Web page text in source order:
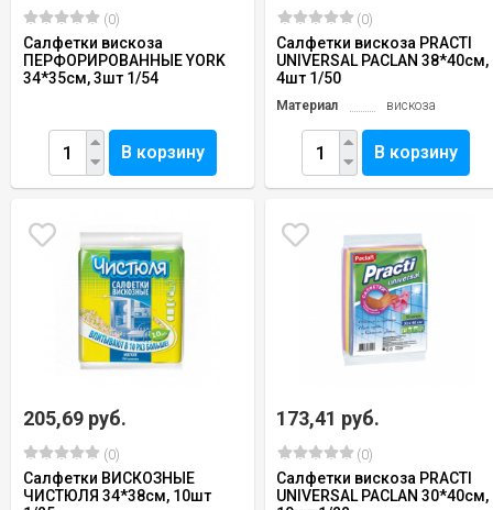
(0)
Салфетки вискоза
ПЕРФОРИРОВАННЫЕ YORK
34*35см, 3шт 1/54
В корзину
(0)
Салфетки вискоза PRACTI
UNIVERSAL PACLAN 38*40см,
4шт 1/50
Материал вискоза
В корзину
205,69 руб.
(0)
Салфетки ВИСКОЗНЫЕ
ЧИСТЮЛЯ 34*38см, 10шт
173,41 руб.
(0)
Салфетки вискоза PRACTI
UNIVERSAL PACLAN 30*40см,